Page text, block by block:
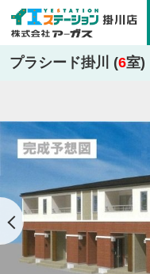
プラシード掛川 (6室)